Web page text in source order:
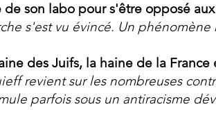
de son labo pour s'être opposé
s'est vu évincé. Un
des Juifs, la haine de la
revient sur les nombreuses
parfois sous un antiracisme